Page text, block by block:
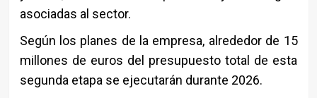
asociadas al sector.
Según los planes de la empresa, alrededor de 15
millones de euros del presupuesto total de esta
segunda etapa se ejecutarán durante 2026.